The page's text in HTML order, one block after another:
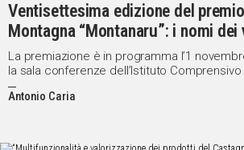
Ventisettesima edizione del
Montagna “Montanaru”: i nomi
La premiazione è in programma l’1
la sala conferenze dell’Istituto Comprensivo
Antonio Caria